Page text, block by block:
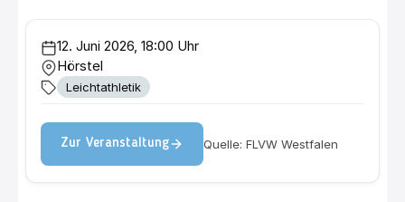
12. Juni 2026, 18:00 Uhr
Hörstel
Leichtathletik
Zur Veranstaltung Quelle: FLVW Westfalen